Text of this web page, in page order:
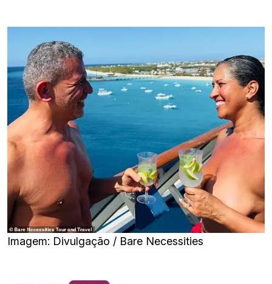
Imagem: Divulgação / Bare Necessities